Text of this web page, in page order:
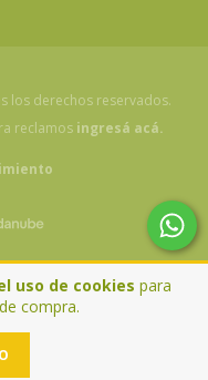
uso de cookies para
compra.
los derechos reservados.
reclamos ingresá acá.